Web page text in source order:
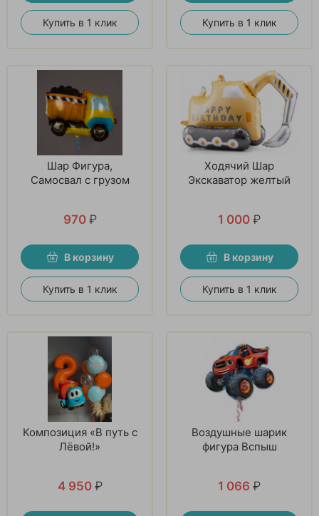
Купить в 1 клик Купить в 1 клик
Шар Фигура,
Самосвал с грузом
970 ₽
В корзину
Купить в 1 клик
Ходячий Шар
Экскаватор желтый
1 000 ₽
В корзину
Купить в 1 клик
Композиция «В путь с
Лёвой!»
4 950 ₽
Воздушные шарик
фигура Вспыш
1 066 ₽